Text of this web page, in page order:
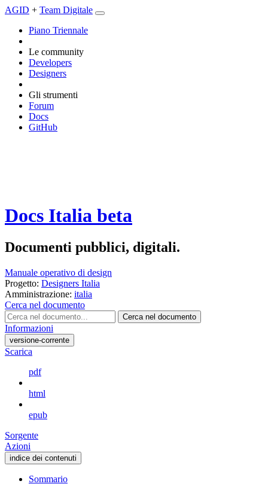
AGID + Team Digitale
Piano Triennale
Le community
Developers
Designers
Gli strumenti
Forum
Docs
GitHub
Docs Italia beta
Documenti pubblici, digitali.
Manuale operativo di design
Progetto: Designers Italia
Amministrazione: italia
Cerca nel documento
Cerca nel documento
Informazioni
versione-corrente
Scarica
pdf
html
epub
Sorgente
Azioni
indice dei contenuti
Sommario